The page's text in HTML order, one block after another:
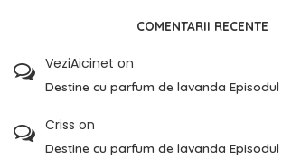
COMENTARII RECENTE
VeziAicinet on
Destine cu parfum de lavanda Episodul
Criss on
Destine cu parfum de lavanda Episodul